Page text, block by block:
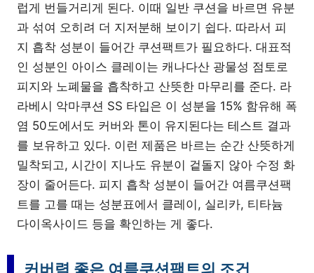
럽게 번들거리게 된다. 이때 일반 쿠션을 바르면 유분
과 섞여 오히려 더 지저분해 보이기 쉽다. 따라서 피
지 흡착 성분이 들어간 쿠션팩트가 필요하다. 대표적
인 성분인 아이스 클레이는 캐나다산 광물성 점토로
피지와 노폐물을 흡착하고 산뜻한 마무리를 준다. 라
라베시 악마쿠션 SS 타입은 이 성분을 15% 함유해 폭
염 50도에서도 커버와 톤이 유지된다는 테스트 결과
를 보유하고 있다. 이런 제품은 바르는 순간 산뜻하게
밀착되고, 시간이 지나도 유분이 겉돌지 않아 수정 화
장이 줄어든다. 피지 흡착 성분이 들어간 여름쿠션팩
트를 고를 때는 성분표에서 클레이, 실리카, 티타늄
다이옥사이드 등을 확인하는 게 좋다.
커버력 좋은 여름쿠션팩트의 조건